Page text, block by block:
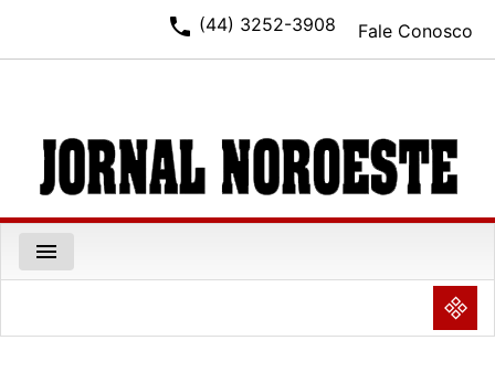
Fale Conosco
phone (44) 3252-3908
menu
NULL